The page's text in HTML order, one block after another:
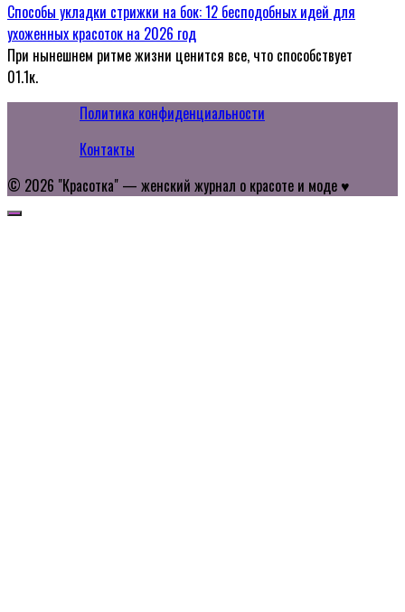
Способы укладки стрижки на бок: 12 бесподобных идей для
ухоженных красоток на 2026 год
При нынешнем ритме жизни ценится все, что способствует
01.1к.
Политика конфиденциальности
Контакты
© 2026 "Красотка" — женский журнал о красоте и моде ♥